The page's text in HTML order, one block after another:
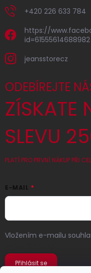
+420 226 633 784
https://
id=61555614688982
jeansstorecz
ODEBÍREJTE
ZÍSKATE
SLEVU
PLATÍ PRO PRVNÍ NÁKUP PŘI
E-MAIL
Vložením e-mailu
Přihlásit se